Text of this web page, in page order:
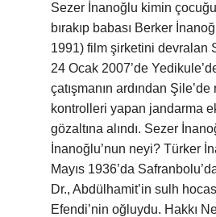
Sezer İnanoğlu kimin
bırakıp babası Berker
1991) film şirketini devralan
24 Ocak 2007’de
çatışmanın ardından
kontrolleri yapan jandarma
gözaltına alındı. Sezer
İnanoğlu’nun neyi? Türker
Mayıs 1936’da
Dr., Abdülhamit’in sulh
Efendi’nin oğluydu. Hakkı